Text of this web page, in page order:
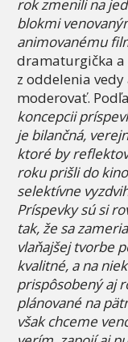
rok zmenili na
blokmi
animovanému
dramaturgička
z oddelenia
moderovať.
koncepcii
je bilančná,
ktoré by
roku prišli do
selektívne
Príspevky sú si
tak, že sa
vlaňajšej tvorbe
kvalitné, a na
prispôsobený aj
plánované na
však chceme